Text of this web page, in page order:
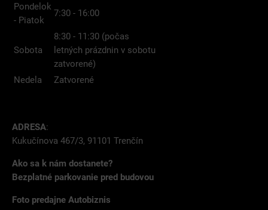
Pondelok
- Piatok
7:30 - 16:00
Sobota
8:30 - 11:30 (počas
letných prázdnin v sobotu
zatvorené)
Nedela
Zatvorené
ADRESA:
Kukučínova 467/3, 91101 Trenčín
Ako sa k nám dostanete?
Bezplatné parkovanie pred budovou
Foto predajne Autobiznis